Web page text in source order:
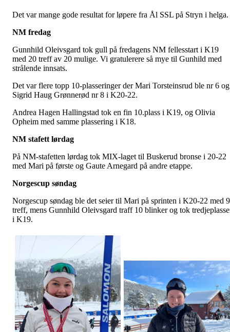
Det var mange gode resultat for løpere fra Ål SSL på Stryn i helga.
NM fredag
Gunnhild Oleivsgard tok gull på fredagens NM fellesstart i K19
med 20 treff av 20 mulige. Vi gratulerere så mye til Gunhild med
strålende innsats.
Det var flere topp 10-plasseringer der Mari Torsteinsrud ble nr 6 og
Sigrid Haug Grønnerød nr 8 i K20-22.
Andrea Hagen Hallingstad tok en fin 10.plass i K19, og Olivia
Opheim med samme plassering i K18.
NM stafett lørdag
På NM-stafetten lørdag tok MIX-laget til Buskerud bronse i 20-22
med Mari på første og Gaute Arnegard på andre etappe.
Norgescup søndag
Norgescup søndag ble det seier til Mari på sprinten i K20-22 med 9
treff, mens Gunnhild Oleivsgard traff 10 blinker og tok
i K19.